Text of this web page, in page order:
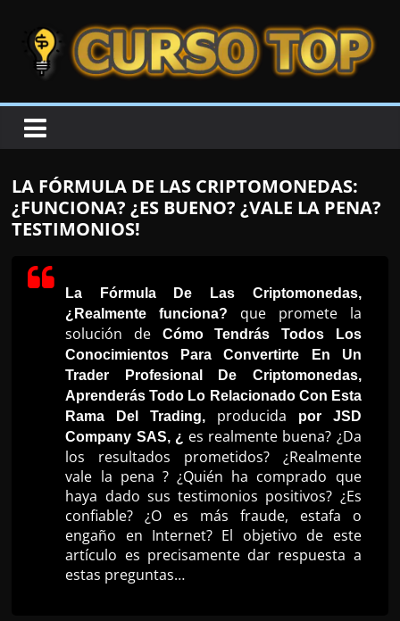
CURSOTOP
s
e
l
LA FÓRMULA DE LAS CRIPTOMONEDAS:
¿FUNCIONA? ¿ES BUENO? ¿VALE LA PENA?
TESTIMONIOS!
La Fórmula De Las Criptomonedas,
¿Realmente funciona? que promete la
solución de
Cómo Tendrás Todos Los
Conocimientos Para Convertirte En Un
Trader Profesional De Criptomonedas,
Aprenderás Todo Lo Relacionado Con Esta
Rama Del Trading,
producida
por JSD
Company SAS, ¿ es realmente buena? ¿Da
los resultados prometidos? ¿Realmente
vale la pena ? ¿Quién ha comprado que
haya dado sus testimonios positivos? ¿Es
confiable? ¿O es más fraude, estafa o
engaño en Internet? El objetivo de este
artículo es precisamente dar respuesta a
estas preguntas…